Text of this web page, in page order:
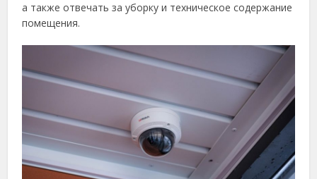
а также отвечать за уборку и техническое содержание
помещения.